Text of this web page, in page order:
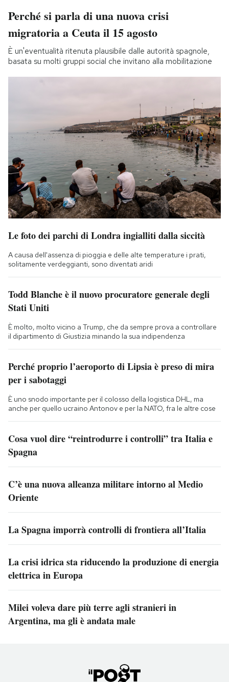
Perché si parla di una nuova crisi
migratoria a Ceuta il 15 agosto
È un'eventualità ritenuta plausibile dalle autorità spagnole,
basata su molti gruppi social che invitano alla mobilitazione
Le foto dei parchi di Londra ingialliti dalla siccità
A causa dell'assenza di pioggia e delle alte temperature i prati,
solitamente verdeggianti, sono diventati aridi
Todd Blanche è il nuovo procuratore generale degli
Stati Uniti
È molto, molto vicino a Trump, che da sempre prova a controllare
il dipartimento di Giustizia minando la sua indipendenza
Perché proprio l’aeroporto di Lipsia è preso di mira
per i sabotaggi
È uno snodo importante per il colosso della logistica DHL, ma
anche per quello ucraino Antonov e per la NATO, fra le altre cose
Cosa vuol dire “reintrodurre i controlli” tra Italia e
Spagna
C’è una nuova alleanza militare intorno al Medio
Oriente
La Spagna imporrà controlli di frontiera all’Italia
La crisi idrica sta riducendo la produzione di energia
elettrica in Europa
Milei voleva dare più terre agli stranieri in
Argentina, ma gli è andata male